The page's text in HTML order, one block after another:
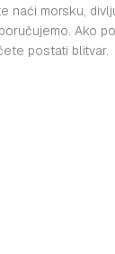
naći morsku,
Ako
postati blitvar.